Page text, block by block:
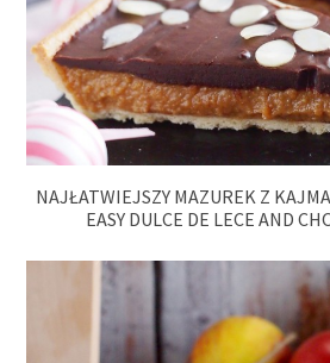
NAJŁATWIEJSZY MAZUREK Z
EASY DULCE DE LECE AND